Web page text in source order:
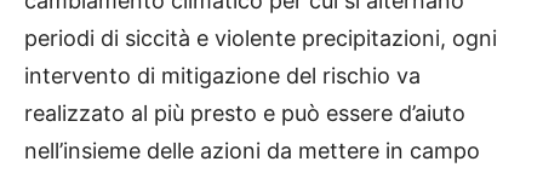
periodi di siccità e violente precipitazioni, ogni
intervento di mitigazione del rischio va
realizzato al più presto e può essere d’aiuto
nell’insieme delle azioni da mettere in campo